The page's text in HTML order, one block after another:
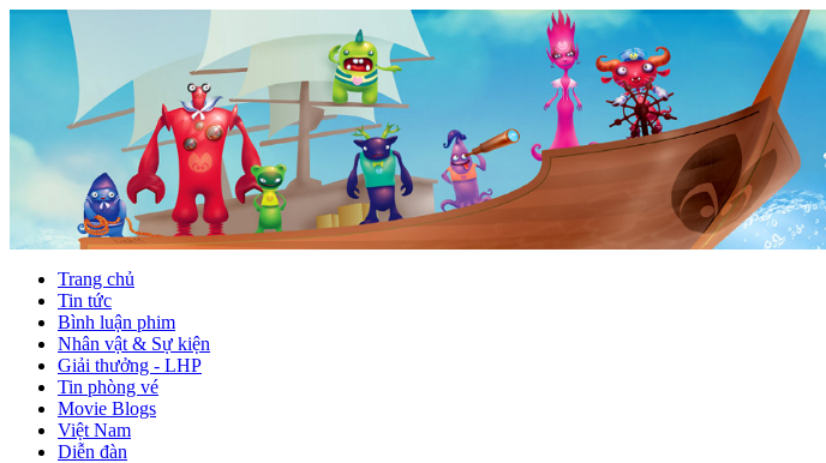
Trang chủ
Tin tức
Bình luận phim
Nhân vật & Sự kiện
Giải thưởng - LHP
Tin phòng vé
Movie Blogs
Việt Nam
Diễn đàn